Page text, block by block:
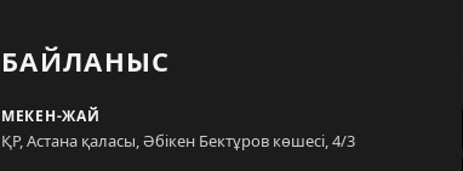
БАЙЛАНЫС
МЕКЕН-ЖАЙ
ҚР, Астана қаласы, Әбікен Бектұров көшесі, 4/3